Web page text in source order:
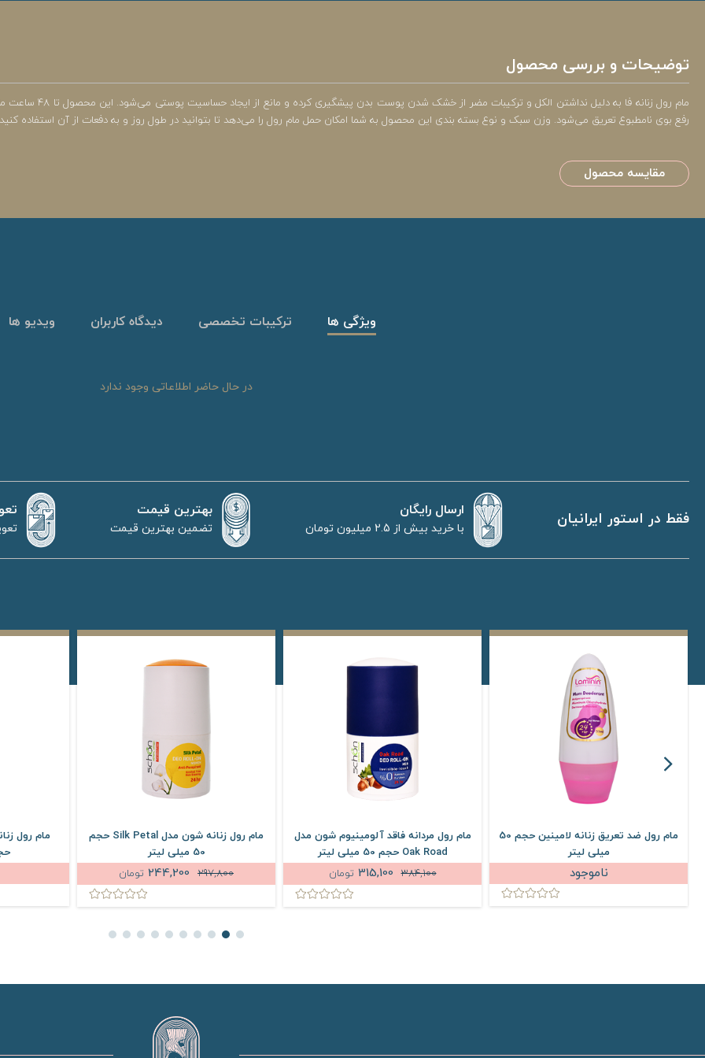
توضیحات و بررسی محصول
مام رول زنانه فا به دلیل
رفع بوی نامطبوع تعریق می‌شود. وزن سبک و نوع بسته بندی این محصول به شما امکان حمل مام رول را می‌دهد تا بتوانید در طول روز و به دفعات از آن استفاده
مقایسه محصول
ویژگی ها ترکیبات تخصصی دیدگاه کاربران ویدیو ها
در حال حاضر اطلاعاتی وجود ندارد
فقط در استور ایرانیان ارسال رایگان
با خرید بیش از 2.5 میلیون تومان
بهترین قیمت
تضمین بهترین قیمت
مام رول ضد تعریق زنانه لامینین حجم 50
میلی لیتر
ناموجود
مام رول مردانه فاقد آلومینیوم شون مدل
Oak Road حجم 50 میلی لیتر
384,100
تومان
مام رول زنانه شون مدل Silk Petal حجم
50 میلی لیتر
297,800
تومان
حجم